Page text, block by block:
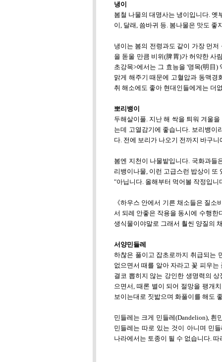
냉이
봄철 나물의 대명사는 냉이입니다.
이, 달래, 씀바귀 등. 봄나물은 맛도
냉이는 봄의 전령과도 같이 가장 먼
을 돋울 만큼 비위(脾胃)가 허약한 사
초강목>에서는 그 효능을 '명목(明目
맑게 해주기 때문에 고혈압과 동맥경
취 해소에도 좋아 현대인들에게는 더
뽀리뱅이
두해살이풀. 지난 해 싹을 틔워 겨울
는데 고열감기에 좋습니다. 보리뱅이
다. 전에 보리가 나오기 전까지 바구
봄엔 지천이 나물밭입니다. 국화과들
리뱅이나물, 이런 고급스런 밥상이 또
"아닙니다. 올해부터 먹어볼 작정입니
《하우스 안에서 기른 채소들은 질
서 되레 안좋은 작용을 동시에 수행한
생식물이야말로 그래서 훨씬 양질의
서양민들레
하찮은 풀이고 잡초로까지 취급되는
없으면서 때를 알아 자라고 꽃 피우
결코 뽑히지 않는 강인한 생명력의
으면서, 때론 별이 되어 절망을 팽개
보이는대로 짓밟으며 화풀이를 해도
민들레는 크게 민들레(Dandelion), 흰
민들레는 따로 있는 것이 아니며 민
나라에서는 토종이 될 수 없습니다.